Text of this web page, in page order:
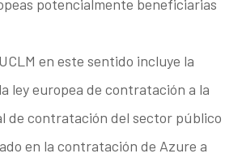
potencialmente beneficiarias
en este sentido incluye la
ley europea de contratación a la
de contratación del sector público
en la contratación de Azure a